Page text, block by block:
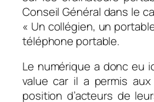
Conseil Général dans le
« Un collégien, un
téléphone portable.
Le numérique a donc eu
value car il a permis
position d’acteurs de